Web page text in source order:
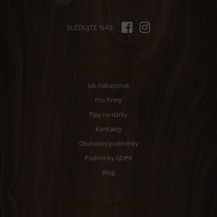
SLEDUJTE NÁS:
Jak nakupovat
Pro firmy
Tipy na dárky
Kontakty
Obchodní podmínky
Podmínky GDPR
Blog